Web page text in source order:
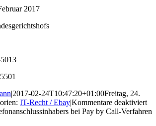
2017
|2017-02-24T10:47:20+01:00Freitag, 24.
IT-Recht / Ebay|Kommentare deaktiviert
bei Pay by Call-Verfahren